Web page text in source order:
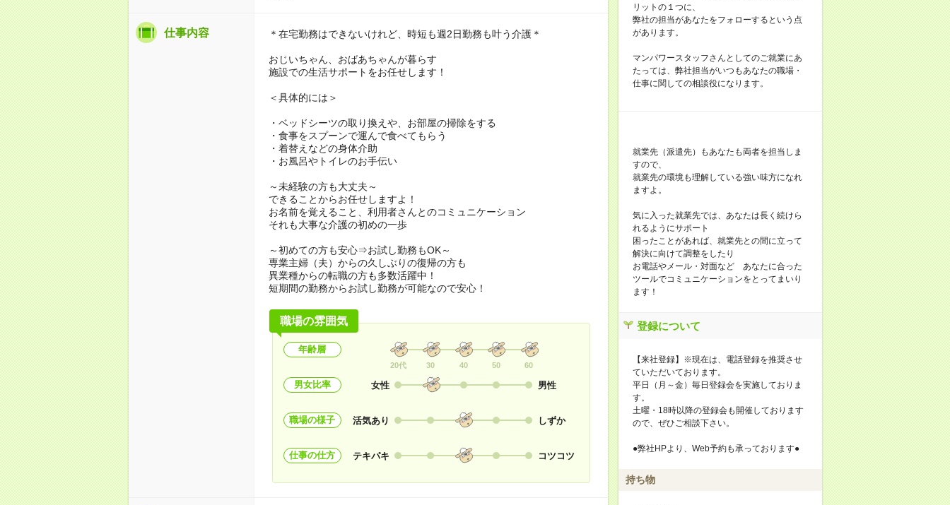
仕事内容 ＊在宅勤務はできないけれど、時短も週2日勤務も叶う介護＊
おじいちゃん、おばあちゃんが暮らす
施設での生活サポートをお任せします！
＜具体的には＞
・ベッドシーツの取り換えや、お部屋の掃除をする
・食事をスプーンで運んで食べてもらう
・着替えなどの身体介助
・お風呂やトイレのお手伝い
～未経験の方も大丈夫～
できることからお任せしますよ！
お名前を覚えること、利用者さんとのコミュニケーション
それも大事な介護の初めの一歩
～初めての方も安心⇒お試し勤務もOK～
専業主婦（夫）からの久しぶりの復帰の方も
異業種からの転職の方も多数活躍中！
短期間の勤務からお試し勤務が可能なので安心！
職場の雰囲気
年齢層
20代 30 40 50 60
男女比率 女性 男性
職場の様子 活気あり しずか
仕事の仕方 テキパキ コツコツ
リットの１つに、
弊社の担当があなたをフォローするという点
があります。
マンパワースタッフさんとしてのご就業にあ
たっては、弊社担当がいつもあなたの職場・
仕事に関しての相談役になります。
就業先（派遣先）もあなたも両者を担当しま
すので、
就業先の環境も理解している強い味方になれ
ますよ。
気に入った就業先では、あなたは長く続けら
れるようにサポート
困ったことがあれば、就業先との間に立って
解決に向けて調整をしたり
お電話やメール・対面など あなたに合った
ツールでコミュニケーションをとってまいり
ます！
登録について
【来社登録】※現在は、電話登録を推奨させ
ていただいております。
平日（月～金）毎日登録会を実施しておりま
す。
土曜・18時以降の登録会も開催しております
ので、ぜひご相談下さい。
●弊社HPより、Web予約も承っております●
持ち物